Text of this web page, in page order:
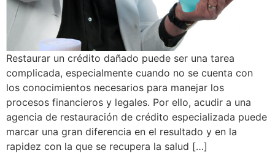
Restaurar un crédito dañado puede ser una tarea
complicada, especialmente cuando no se cuenta con
los conocimientos necesarios para manejar los
procesos financieros y legales. Por ello, acudir a una
agencia de restauración de crédito especializada puede
marcar una gran diferencia en el resultado y en la
rapidez con la que se recupera la salud […]